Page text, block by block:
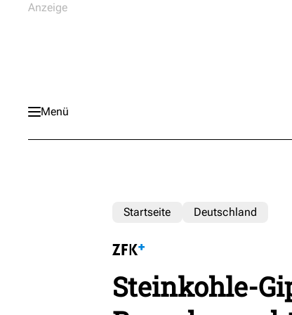
Menü
Startseite Deutschland
Steinkohle-